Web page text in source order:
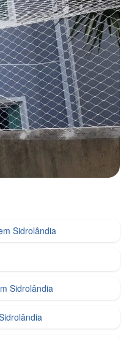
Sidrolândia
Sidrolândia